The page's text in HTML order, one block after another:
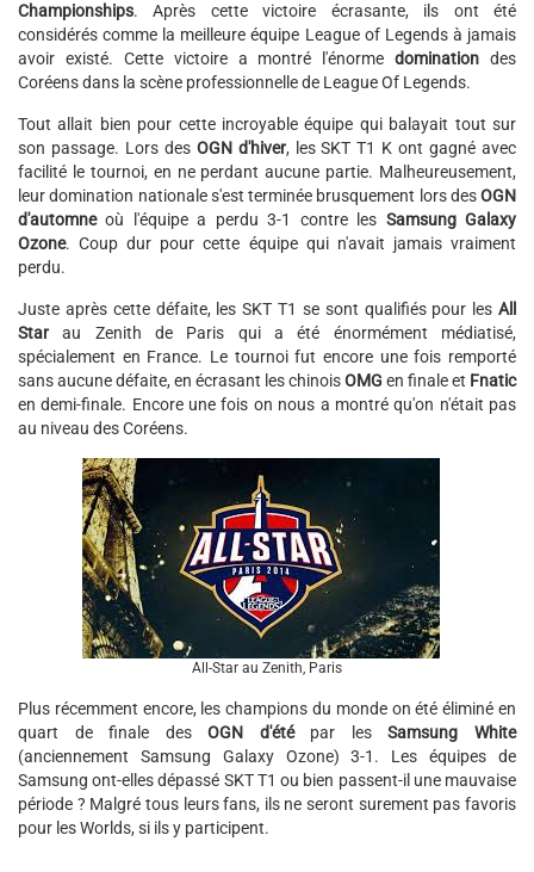
Championships. Après cette victoire écrasante, ils ont été
considérés comme la meilleure équipe League of Legends à jamais
avoir existé. Cette victoire a montré l'énormedomination des
Coréens dans la scène professionnelle de League Of Legends.
Tout allait bien pour cette incroyable équipe qui balayait tout sur
son passage. Lors des OGN d'hiver, les SKT T1 K ont gagné avec
facilité le tournoi, en ne perdant aucune partie. Malheureusement,
leur domination nationale s'est terminée brusquement lors desOGN
d'automneoù l'équipe a perdu 3-1 contre les Samsung Galaxy
Ozone. Coup dur pour cette équipe qui n'avait jamais vraiment
perdu.
Juste après cette défaite, les SKT T1 se sont qualifiés pour les All
Star au Zenith de Paris qui a été énormément médiatisé,
spécialement en France. Le tournoi fut encore une fois remporté
sans aucune défaite, en écrasant les chinoisOMG en finale et Fnatic
en demi-finale. Encore une fois on nous a montré qu'on n'était pas
au niveau des Coréens.
All-Star au Zenith, Paris
Plus récemment encore, les champions du monde on été éliminé en
quart de finale desOGN d'étépar lesSamsung White
(anciennement Samsung Galaxy Ozone) 3-1. Les équipes de
Samsung ont-elles dépassé SKT T1 ou bien passent-il une mauvaise
période ? Malgré tous leurs fans, ils ne seront surement pas favoris
pour les Worlds, si ils y participent.